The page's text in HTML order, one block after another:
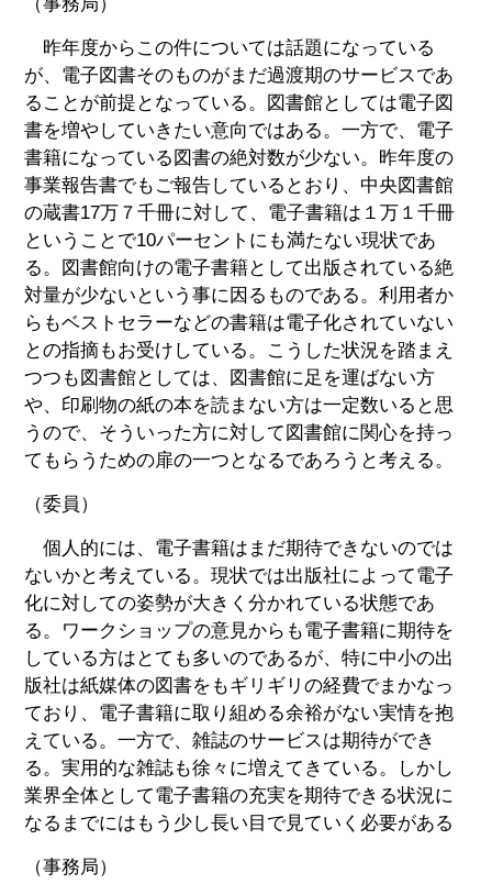
昨年度からこの件については話題になっている
が、電子図書そのものがまだ過渡期のサービスであ
ることが前提となっている。図書館としては電子図
書を増やしていきたい意向ではある。一方で、電子
書籍になっている図書の絶対数が少ない。昨年度の
事業報告書でもご報告しているとおり、中央図書館
の蔵書17万７千冊に対して、電子書籍は１万１千冊
ということで10パーセントにも満たない現状であ
る。図書館向けの電子書籍として出版されている絶
対量が少ないという事に因るものである。利用者か
らもベストセラーなどの書籍は電子化されていない
との指摘もお受けしている。こうした状況を踏まえ
つつも図書館としては、図書館に足を運ばない方
や、印刷物の紙の本を読まない方は一定数いると思
うので、そういった方に対して図書館に関心を持っ
てもらうための扉の一つとなるであろうと考える。
（委員）
個人的には、電子書籍はまだ期待できないのでは
ないかと考えている。現状では出版社によって電子
化に対しての姿勢が大きく分かれている状態であ
る。ワークショップの意見からも電子書籍に期待を
している方はとても多いのであるが、特に中小の出
版社は紙媒体の図書をもギリギリの経費でまかなっ
ており、電子書籍に取り組める余裕がない実情を抱
えている。一方で、雑誌のサービスは期待ができ
る。実用的な雑誌も徐々に増えてきている。しかし
業界全体として電子書籍の充実を期待できる状況に
なるまでにはもう少し長い目で見ていく必要がある
（事務局）